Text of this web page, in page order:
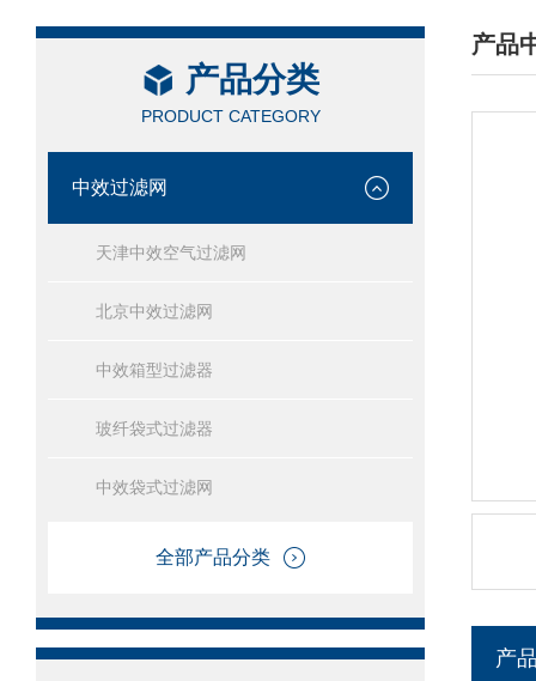
产品分类
PRODUCT CATEGORY
中效过滤网
天津中效空气过滤网
北京中效过滤网
中效箱型过滤器
玻纤袋式过滤器
中效袋式过滤网
全部产品分类
产品
/
产